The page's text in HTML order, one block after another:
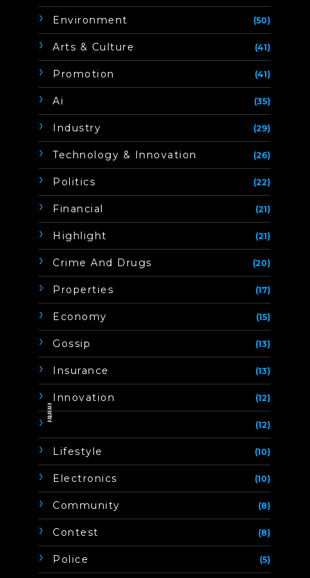
Environment (50)
Arts & Culture (41)
Promotion (41)
Ai (35)
Industry (29)
Technology & Innovation (26)
Politics (22)
Financial (21)
Highlight (21)
Crime And Drugs (20)
Properties (17)
Economy (15)
Gossip (13)
Insurance (13)
Innovation (12)
(12)
Lifestyle (10)
Electronics (10)
Community (8)
Contest (8)
Police (5)